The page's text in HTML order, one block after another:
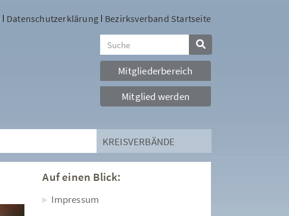
Datenschutzerklärung Bezirksverband Startseite
Mitgliederbereich
Mitglied werden
KREISVERBÄNDE
Auf einen Blick:
Impressum